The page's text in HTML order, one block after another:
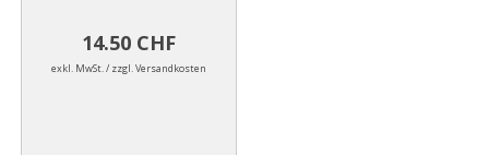
14.50 CHF
exkl. MwSt. / zzgl. Versandkosten